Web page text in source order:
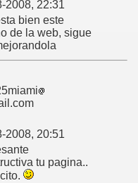
2008, 22:31
bien este
de la web, sigue
2008, 20:51
tu pagina..